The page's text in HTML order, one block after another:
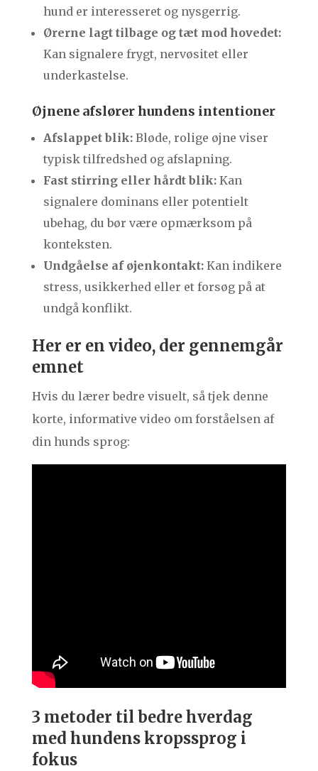
hund er interesseret og nysgerrig.
Ørerne lagt tilbage og tæt mod hovedet:
Kan signalere frygt, nervøsitet eller
underkastelse.
Øjnene afslører hundens intentioner
Afslappet blik:Bløde, rolige øjne viser
typisk tilfredshed og afslapning.
Fast stirring eller hårdt blik:Kan
signalere dominans eller potentielt
ubehag, du bør være opmærksom på
konteksten.
Undgåelse af øjenkontakt:Kan indikere
stress, usikkerhed eller et forsøg på at
undgå konflikt.
Her er en video, der gennemgår
emnet
Hvis du lærer bedre visuelt, så tjek denne
korte, informative video om forståelsen af
din hunds sprog:
3 metoder til bedre hverdag
med hundens kropssprog i
fokus